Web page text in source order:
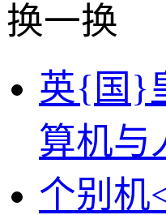
换一换
英{国}
算机与
个别机